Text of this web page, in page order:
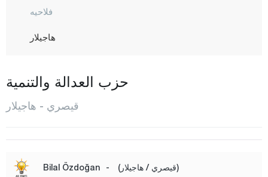
فلاحيه
هاجيلار
كوجاسنان
بينار باشي
ساريأوغلان
حزب العدالة والتنمية
قيصري - هاجيلار
Bilal Özdoğan - (قيصري / هاجيلار)